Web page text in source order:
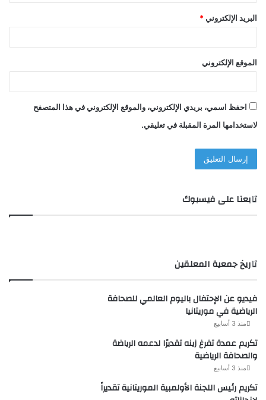
البريد الإلكتروني *
الموقع الإلكتروني
احفظ اسمي، بريدي الإلكتروني، والموقع الإلكتروني في هذا المتصفح
لاستخدامها المرة المقبلة في تعليقي.
تابعنا على فيسبوك
تاريخ جمعية المعلقين
فيديو عن الإحتفال باليوم العالمي للصحافة
الرياضية في موريتانيا
منذ 3 أسابيع
تكريم عمدة تفرغ زينه تقديرًا لدعمه الرياضة
والصحافة الرياضية
منذ 3 أسابيع
تكريم رئيس اللجنة الأولمبية الموريتانية تقديراً